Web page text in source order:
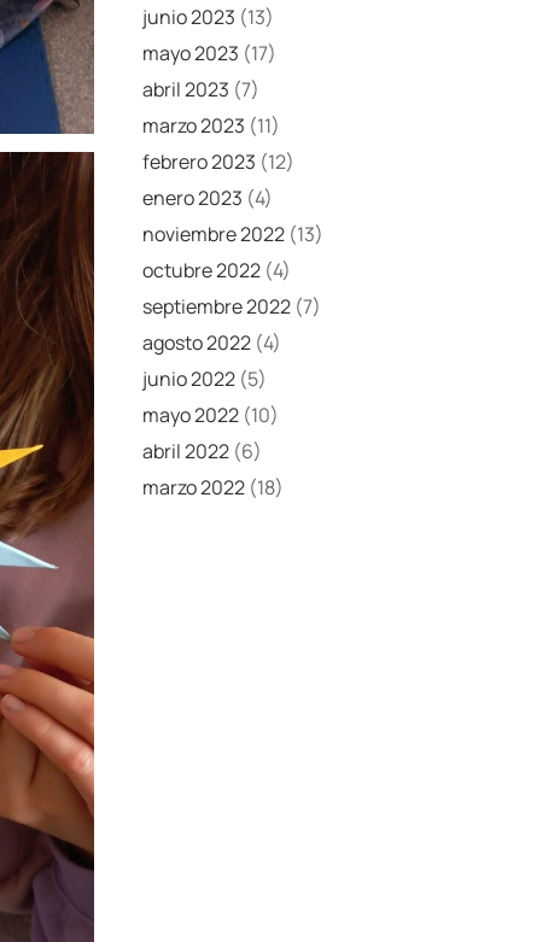
junio 2023 (13)
mayo 2023 (17)
abril 2023 (7)
marzo 2023 (11)
febrero 2023 (12)
enero 2023 (4)
noviembre 2022 (13)
octubre 2022 (4)
septiembre 2022 (7)
agosto 2022 (4)
junio 2022 (5)
mayo 2022 (10)
abril 2022 (6)
marzo 2022 (18)